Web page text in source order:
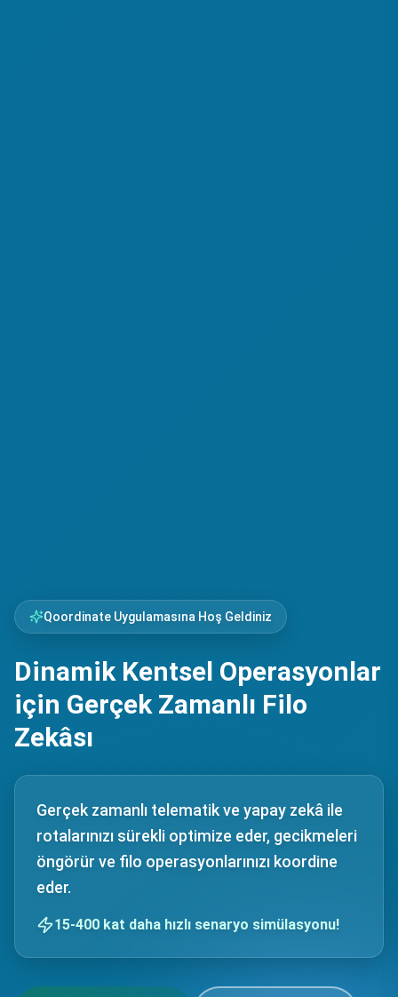
Qoordinate Uygulamasına Hoş Geldiniz
Dinamik Kentsel Operasyonlar
için Gerçek Zamanlı Filo
Zekâsı
Gerçek zamanlı telematik ve yapay zekâ ile
rotalarınızı sürekli optimize eder, gecikmeleri
öngörür ve filo operasyonlarınızı koordine
eder.
15-400 kat daha hızlı senaryo simülasyonu!